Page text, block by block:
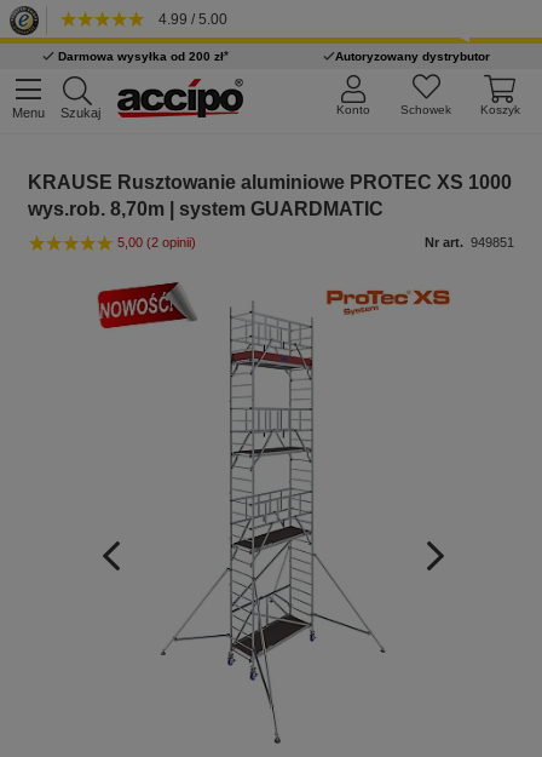
4.99 / 5.00
Darmowa wysyłka od 200 zł* Autoryzowany dystrybutor
Menu Szukaj Koszyk
Schowek
Konto
KRAUSE Rusztowanie aluminiowe PROTEC XS 1000
wys.rob. 8,70m | system GUARDMATIC
5,00 (2 opinii) Nr art. 949851